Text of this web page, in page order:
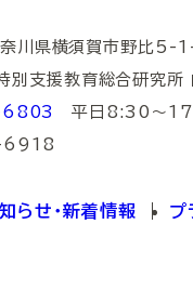
川県横須賀市野比5-
別支援教育総合研究所
6803
平日8:30～
6918
らせ・新着情報 プ